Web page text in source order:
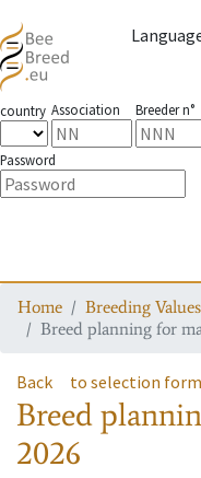
country Association Breeder n°
Password
Home
Breeding Values
Breed planning for
Back to selection form
Breed
2026